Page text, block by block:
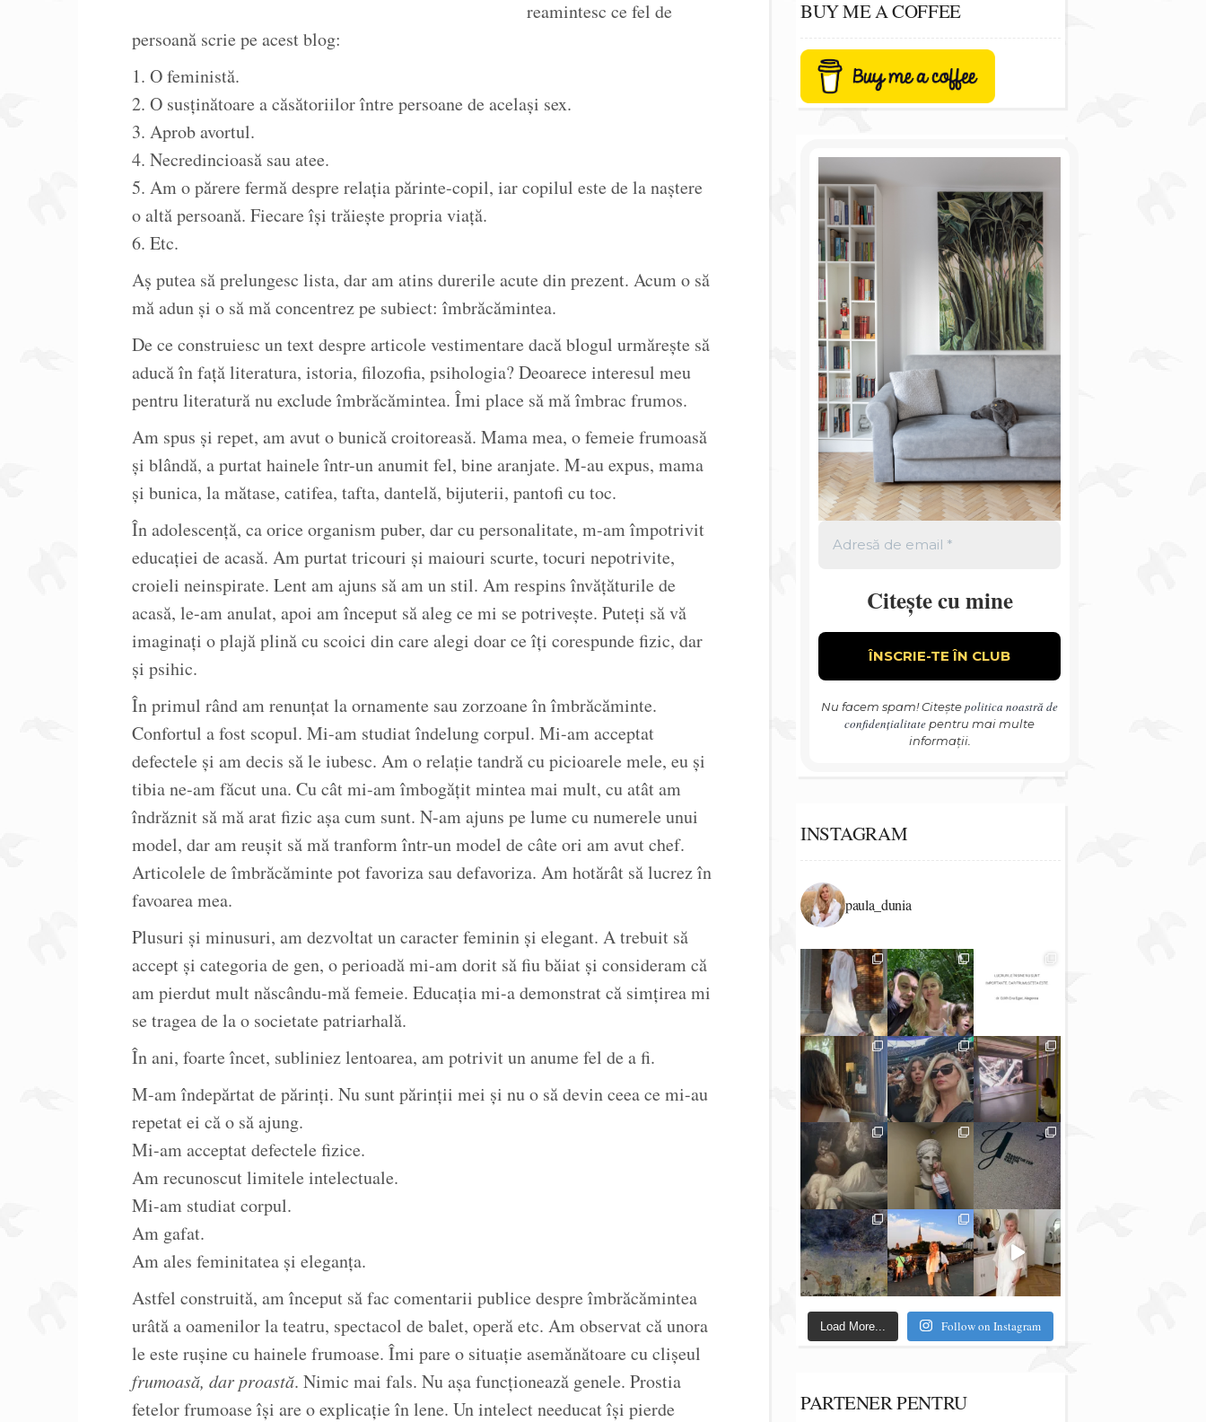
reamintesc ce fel de
persoană scrie pe acest blog:
1. O feministă.
2. O susținătoare a căsătoriilor între persoane de același sex.
3. Aprob avortul.
4. Necredincioasă sau atee.
5. Am o părere fermă despre relația părinte-copil, iar copilul este de la naștere
o altă persoană. Fiecare își trăiește propria viață.
6. Etc.
Aș putea să prelungesc lista, dar am atins durerile acute din prezent. Acum o să
mă adun și o să mă concentrez pe subiect: îmbrăcămintea.
De ce construiesc un text despre articole vestimentare dacă blogul urmărește să
aducă în față literatura, istoria, filozofia, psihologia? Deoarece interesul meu
pentru literatură nu exclude îmbrăcămintea. Îmi place să mă îmbrac frumos.
Am spus și repet, am avut o bunică croitoreasă. Mama mea, o femeie frumoasă
și blândă, a purtat hainele într-un anumit fel, bine aranjate. M-au expus, mama
și bunica, la mătase, catifea, tafta, dantelă, bijuterii, pantofi cu toc.
În adolescență, ca orice organism puber, dar cu personalitate, m-am împotrivit
educației de acasă. Am purtat tricouri și maiouri scurte, tocuri nepotrivite,
croieli neinspirate. Lent am ajuns să am un stil. Am respins învățăturile de
acasă, le-am anulat, apoi am început să aleg ce mi se potrivește. Puteți să vă
imaginați o plajă plină cu scoici din care alegi doar ce îți corespunde fizic, dar
și psihic.
În primul rând am renunțat la ornamente sau zorzoane în îmbrăcăminte.
Confortul a fost scopul. Mi-am studiat îndelung corpul. Mi-am acceptat
defectele și am decis să le iubesc. Am o relație tandră cu picioarele mele, eu și
tibia ne-am făcut una. Cu cât mi-am îmbogățit mintea mai mult, cu atât am
îndrăznit să mă arat fizic așa cum sunt. N-am ajuns pe lume cu numerele unui
model, dar am reușit să mă tranform într-un model de câte ori am avut chef.
Articolele de îmbrăcăminte pot favoriza sau defavoriza. Am hotărât să lucrez în
favoarea mea.
Plusuri și minusuri, am dezvoltat un caracter feminin și elegant. A trebuit să
accept și categoria de gen, o perioadă mi-am dorit să fiu băiat și consideram că
am pierdut mult născându-mă femeie. Educația mi-a demonstrat că simțirea mi
se tragea de la o societate patriarhală.
În ani, foarte încet, subliniez lentoarea, am potrivit un anume fel de a fi.
M-am îndepărtat de părinți. Nu sunt părinții mei și nu o să devin ceea ce mi-au
repetat ei că o să ajung.
Mi-am acceptat defectele fizice.
Am recunoscut limitele intelectuale.
Mi-am studiat corpul.
Am gafat.
Am ales feminitatea și eleganța.
Astfel construită, am început să fac comentarii publice despre îmbrăcămintea
urâtă a oamenilor la teatru, spectacol de balet, operă etc. Am observat că unora
le este rușine cu hainele frumoase. Îmi pare o situație asemănătoare cu clișeul
frumoasă, dar proastă. Nimic mai fals. Nu așa funcționează genele. Prostia
fetelor frumoase își are o explicație în lene. Un intelect needucat își pierde
BUY ME A COFFEE
Citește cu mine
Nu facem spam! Citeștepolitica noastră de
confidențialitate pentru mai multe
informații.
INSTAGRAM
paula_dunia
Load More... Follow on Instagram
PARTENER PENTRU